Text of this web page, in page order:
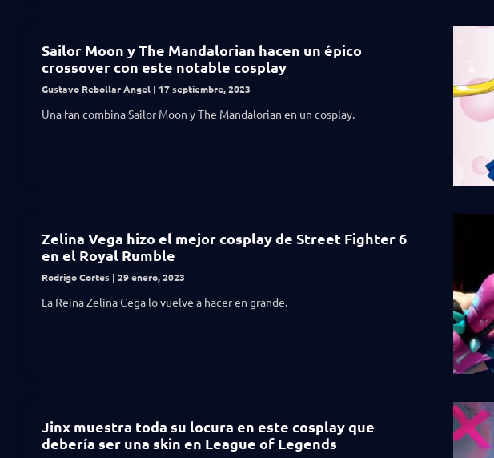
Sailor Moon y The Mandalorian hacen un épico
crossover con este notable cosplay
Gustavo Rebollar Angel 17 septiembre, 2023
Una fan combina Sailor Moon y The Mandalorian en un cosplay.
Zelina Vega hizo el mejor cosplay de Street Fighter 6
en el Royal Rumble
Rodrigo Cortes 29 enero, 2023
La Reina Zelina Cega lo vuelve a hacer en grande.
Jinx muestra toda su locura en este cosplay que
debería ser una skin en League of Legends